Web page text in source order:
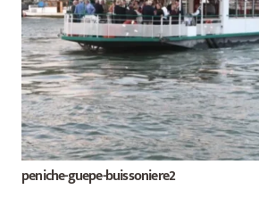
peniche-guepe-buissoniere2